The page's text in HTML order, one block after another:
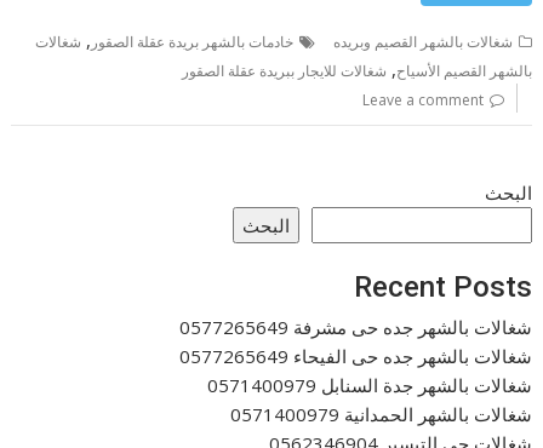
شغالات بالشهر القصيم وبريده خادمات بالشهر بريدة عقلة الصقور , شغالات
بالشهر القصيم الأسياح, شغالات للايجار ببريدة عقلة الصقور
Leave a comment
البحث
البحث
Recent Posts
شغالات بالشهر جده حى مشرفة 0577265649
شغالات بالشهر جده حى الفيحاء 0577265649
شغالات بالشهر جدة السنابل 0571400979
شغالات بالشهر الحمدانية 0571400979
شغالات حي التيسير 0562346904